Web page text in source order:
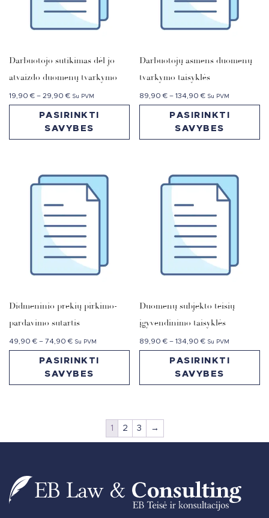
Darbuotojo sutikimas dėl jo
atvaizdo duomenų tvarkymo
19,90€ – 29,90€ Su PVM
PASIRINKTI
SAVYBES
Darbuotojų asmens duomenų
tvarkymo taisyklės
89,90€ – 134,90€ Su PVM
PASIRINKTI
SAVYBES
Didmeninio prekių pirkimo-
pardavimo sutartis
49,90€ – 74,90€ Su PVM
PASIRINKTI
SAVYBES
Duomenų subjekto teisių
įgyvendinimo taisyklės
89,90€ – 134,90€ Su PVM
PASIRINKTI
SAVYBES
1 2 3 →